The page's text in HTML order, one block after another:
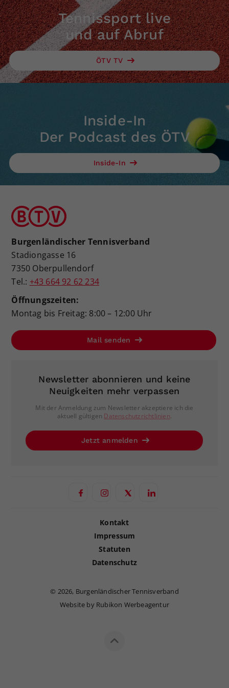
Tennissport live
und auf Abruf
ÖTV TV
Inside-In
Der Podcast des ÖTV
Inside-In
Burgenländischer Tennisverband
Stadiongasse 16
7350 Oberpullendorf
Tel.: +43 664 92 62 234
Öffnungszeiten:
Montag bis Freitag: 8:00 – 12:00 Uhr
Mail senden
Newsletter abonnieren und keine
Neuigkeiten mehr verpassen
Mit der Anmeldung zum Newsletter akzeptiere ich die
aktuell gültigen Datenschutzrichtlinien.
Jetzt anmelden
Kontakt
Impressum
Statuten
Datenschutz
© 2026, Burgenländischer Tennisverband
Website by Rubikon Werbeagentur